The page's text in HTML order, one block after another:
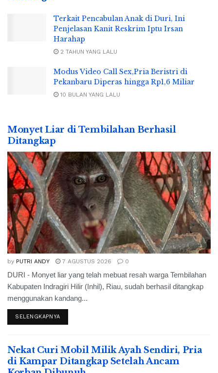
Terkait Pencabulan Anak di Duri, Ini
Penjelasan Kanit Reskrim Iptu Irsan
Harahap
2 TAHUN YANG LALU
Modus Video Call Sex,Pria Beristri di
Pekanbaru Diperas hingga Rp1,6 Miliar
10 BULAN YANG LALU
Monyet Liar di Tembilahan Berhasil
Ditangkap
by PUTRI ANDY 7 AGUSTUS 2026 0
DURI - Monyet liar yang telah mebuat resah warga Tembilahan
Kabupaten Indragiri Hilir (Inhil), Riau, sudah berhasil ditangkap
menggunakan kandang...
SELENGKAPNYA
Nekat Curi Mobil Milik Ayah Sendiri, Pria
di Kampar Ditangkap Setelah Ancam